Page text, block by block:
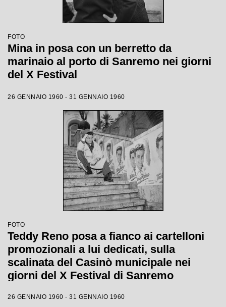
FOTO
Mina in posa con un berretto da
marinaio al porto di Sanremo nei giorni
del X Festival
26 GENNAIO 1960 - 31 GENNAIO 1960
FOTO
Teddy Reno posa a fianco ai cartelloni
promozionali a lui dedicati, sulla
scalinata del Casinò municipale nei
giorni del X Festival di Sanremo
26 GENNAIO 1960 - 31 GENNAIO 1960